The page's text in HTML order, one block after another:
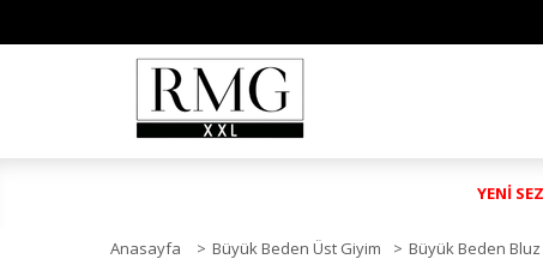
YENİ
Anasayfa > Büyük Beden Üst Giyim > Büyük Beden Bluz